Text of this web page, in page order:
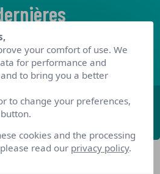
articles de notre blog
VOUS
your comfort of use. We
for performance and
to bring you a better
to change your preferences,
cookies and the processing
read our privacy policy.